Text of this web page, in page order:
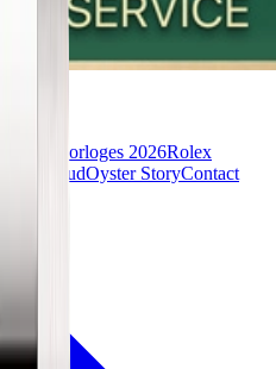
Nieuwe horloges 2026Rolex
OnderhoudOyster StoryContact